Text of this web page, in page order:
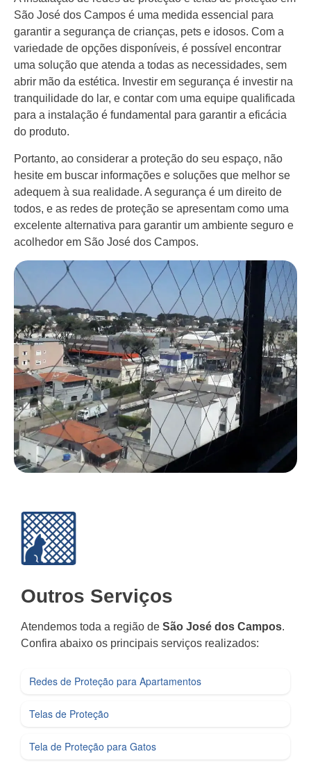
São José dos Campos é uma medida essencial para
garantir a segurança de crianças, pets e idosos. Com a
variedade de opções disponíveis, é possível encontrar
uma solução que atenda a todas as necessidades, sem
abrir mão da estética. Investir em segurança é investir na
tranquilidade do lar, e contar com uma equipe qualificada
para a instalação é fundamental para garantir a eficácia
do produto.
Portanto, ao considerar a proteção do seu espaço, não
hesite em buscar informações e soluções que melhor se
adequem à sua realidade. A segurança é um direito de
todos, e as redes de proteção se apresentam como uma
excelente alternativa para garantir um ambiente seguro e
acolhedor em São José dos Campos.
Outros Serviços
Atendemos toda a região de São José dos Campos.
Confira abaixo os principais serviços realizados:
Redes de Proteção para Apartamentos
Telas de Proteção
Tela de Proteção para Gatos